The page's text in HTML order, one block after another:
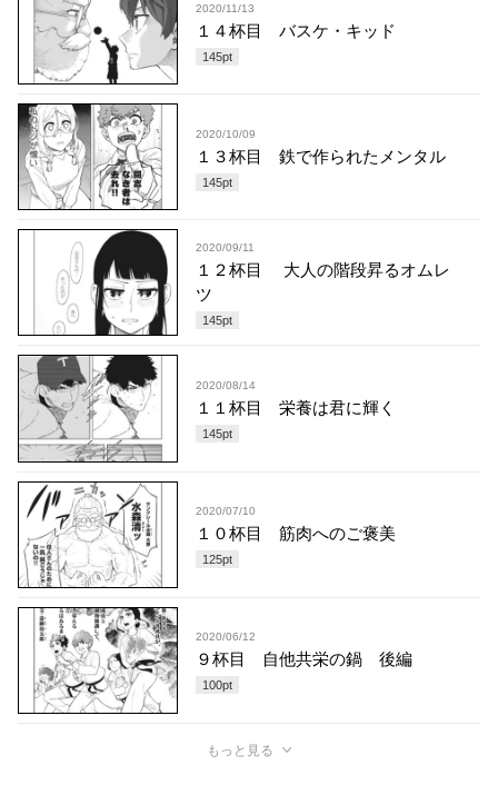
2020/11/13
１４杯目 バスケ・キッド
145pt
2020/10/09
１３杯目 鉄で作られたメンタル
145pt
2020/09/11
１２杯目 大人の階段昇るオムレ
ツ
145pt
2020/08/14
１１杯目 栄養は君に輝く
145pt
2020/07/10
１０杯目 筋肉へのご褒美
125pt
2020/06/12
９杯目 自他共栄の鍋 後編
100pt
もっと見る